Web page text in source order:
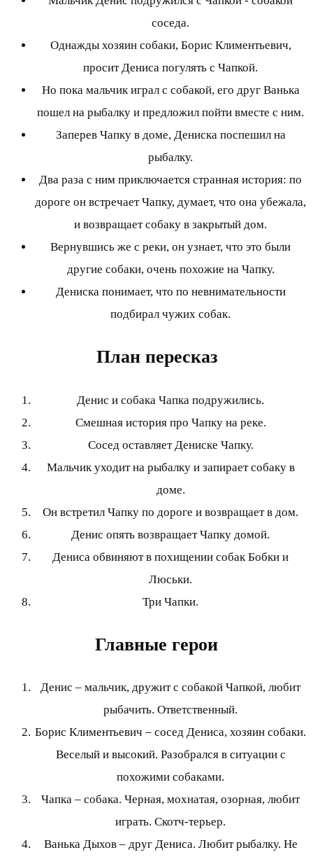
соседа.
Однажды хозяин собаки, Борис Климентьевич,
просит Дениса погулять с Чапкой.
Но пока мальчик играл с собакой, его друг Ванька
пошел на рыбалку и предложил пойти вместе с ним.
Заперев Чапку в доме, Дениска поспешил на
рыбалку.
Два раза с ним приключается странная история: по
дороге он встречает Чапку, думает, что она убежала,
и возвращает собаку в закрытый дом.
Вернувшись же с реки, он узнает, что это были
другие собаки, очень похожие на Чапку.
Дениска понимает, что по невнимательности
подбирал чужих собак.
План пересказ
Денис и собака Чапка подружились.
Смешная история про Чапку на реке.
Сосед оставляет Дениске Чапку.
Мальчик уходит на рыбалку и запирает собаку в
доме.
Он встретил Чапку по дороге и возвращает в дом.
Денис опять возвращает Чапку домой.
Дениса обвиняют в похищении собак Бобки и
Люськи.
Три Чапки.
Главные герои
Денис – мальчик, дружит с собакой Чапкой, любит
рыбачить. Ответственный.
Борис Климентьевич – сосед Дениса, хозяин собаки.
Веселый и высокий. Разобрался в ситуации с
похожими собаками.
Чапка – собака. Черная, мохнатая, озорная, любит
играть. Скотч-терьер.
Ванька Дыхов – друг Дениса. Любит рыбалку. Не